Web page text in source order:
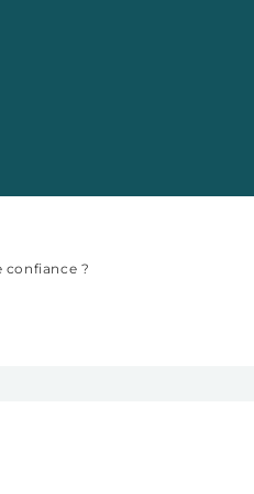
confiance ?